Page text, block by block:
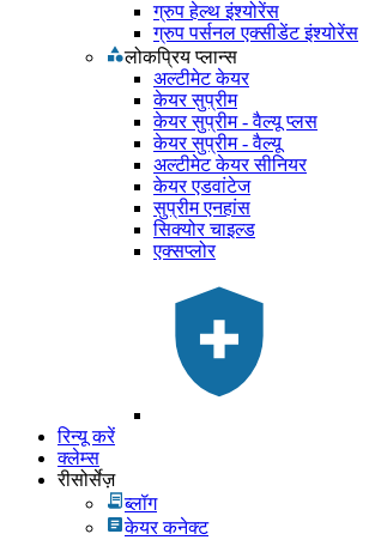
ग्रुप हेल्थ इंश्योरेंस
ग्रुप पर्सनल एक्सीडेंट इंश्योरेंस
लोकप्रिय प्लान्स
अल्टीमेट केयर
केयर सुप्रीम
केयर सुप्रीम - वैल्यू प्लस
केयर सुप्रीम - वैल्यू
अल्टीमेट केयर सीनियर
केयर एडवांटेज
सुप्रीम एनहांस
सिक्योर चाइल्ड
एक्सप्लोर
रिन्यू करें
क्लेम्स
रीसोर्सेज़
ब्लॉग
केयर कनेक्ट